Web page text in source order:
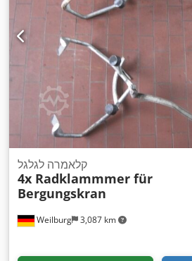
Weilburg 3,087 km
קלאמרה לגלגל
4x Radklammmer für
Bergungskran